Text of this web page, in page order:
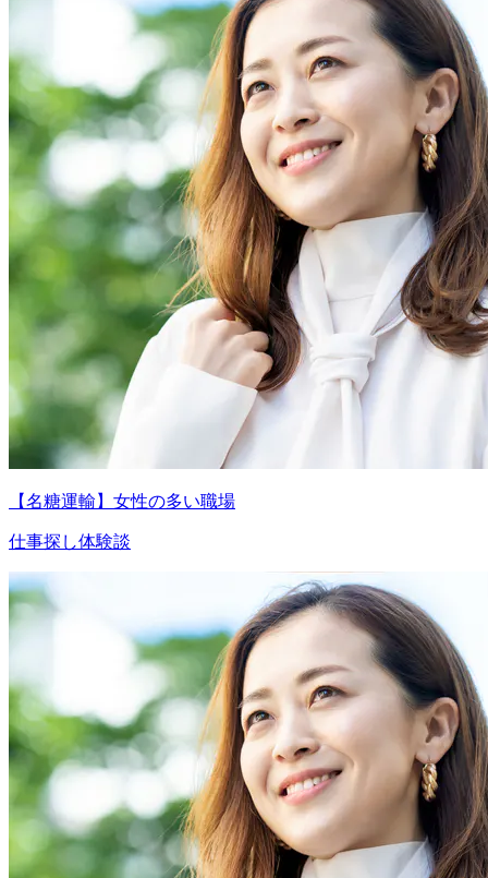
【名糖運輸】女性の多い職場
仕事探し体験談